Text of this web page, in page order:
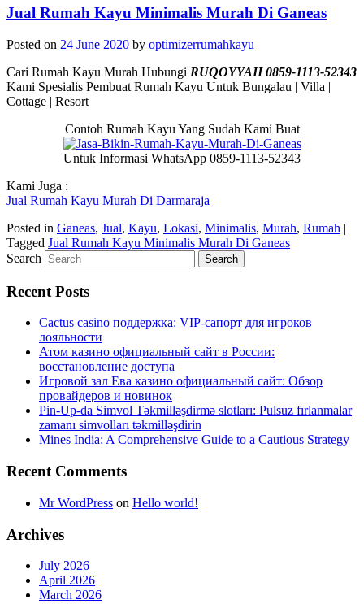
Jual Rumah Kayu Minimalis Murah Di Ganeas
Posted on 24 June 2020 by optimizerrumahkayu
Cari Rumah Kayu Murah Hubungi RUQOYYAH 0859-1113-52343
Kami Spesialis Pembuat Rumah Kayu Untuk Bungalau | Villa |
Cottage | Resort
Contoh Rumah Kayu Yang Sudah Kami Buat
Untuk Informasi WhatsApp 0859-1113-52343
Kami Juga :
Jual Rumah Kayu Murah Di Darmaraja
Posted in Ganeas, Jual, Kayu, Lokasi, Minimalis, Murah, Rumah |
Tagged Jual Rumah Kayu Minimalis Murah Di Ganeas
Search
Recent Posts
Cactus casino поддержка: VIP-сапорт для игроков
лояльности
Атом казино официальный сайт в России:
восстановление доступа
Игровой зал Ева казино официальный сайт: Обзор
провайдеров и новинок
Pin-Up-da Simvol Təkmilləşdirmə slotları: Pulsuz fırlanmalar
zamanı simvolları təkmilləşdirin
Mines India: A Comprehensive Guide to a Cautious Strategy
Recent Comments
Mr WordPress on Hello world!
Archives
July 2026
April 2026
March 2026